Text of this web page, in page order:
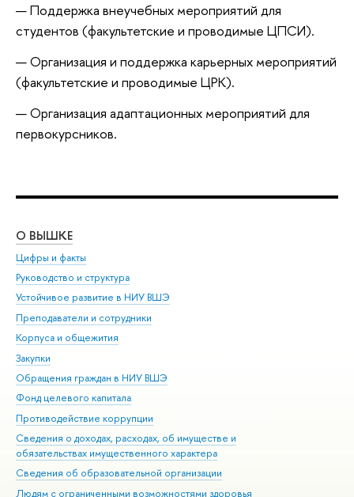
Поддержка внеучебных мероприятий для
студентов (факультетские и проводимые ЦПСИ).
Организация и поддержка карьерных мероприятий
(факультетские и проводимые ЦРК).
Организация адаптационных мероприятий для
первокурсников.
О ВЫШКЕ
Цифры и факты
Руководство и структура
Устойчивое развитие в НИУ ВШЭ
Преподаватели и сотрудники
Корпуса и общежития
Закупки
Обращения граждан в НИУ ВШЭ
Фонд целевого капитала
Противодействие коррупции
Сведения о доходах, расходах, об имуществе и
обязательствах имущественного характера
Сведения об образовательной организации
Людям с ограниченными возможностями здоровья